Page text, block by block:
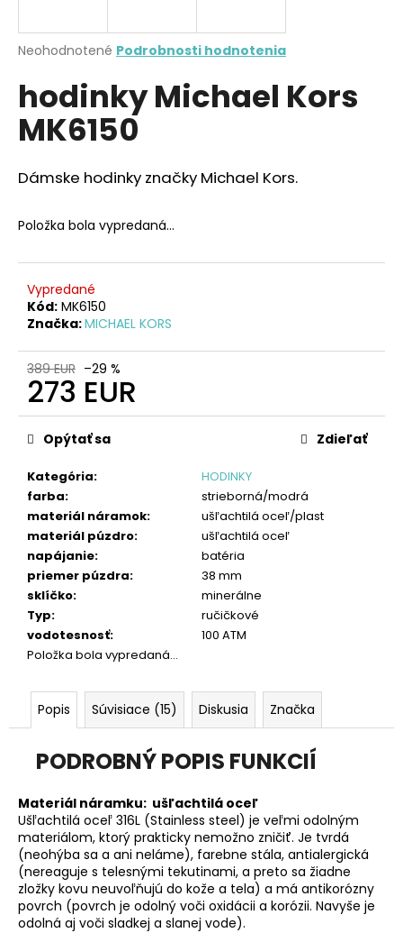
Priemerné
produktu
je
0,0
hviezdičiek.
Neohodnotené Podrobnosti hodnotenia
hodinky Michael Kors
MK6150
Dámske hodinky značky Michael Kors.
Položka bola vypredaná…
Vypredané
Kód: MK6150
Značka:MICHAEL KORS
389 EUR –29 %
273 EUR
Jednotková
cena:
Kategória:
HODINKY
farba:
strieborná/modrá
materiál náramok:
ušľachtilá oceľ/plast
materiál púzdro:
ušľachtilá oceľ
napájanie:
batéria
priemer púzdra:
38 mm
sklíčko:
minerálne
Typ:
ručičkové
vodotesnosť:
100 ATM
Položka bola vypredaná…
Opýtať sa Zdieľať
Popis Súvisiace (15) Diskusia Značka
PODROBNÝ POPIS FUNKCIÍ
Materiál náramku: ušľachtilá oceľ
Ušľachtilá oceľ 316L (Stainless steel) je veľmi odolným
materiálom, ktorý prakticky nemožno zničiť. Je tvrdá
(neohýba sa a ani neláme), farebne stála, antialergická
(nereaguje s telesnými tekutinami, a preto sa žiadne
zložky kovu neuvoľňujú do kože a tela) a má antikorózny
povrch (povrch je odolný voči oxidácii a korózii. Navyše je
odolná aj voči sladkej a slanej vode).
j
ť
?
O
d
p
o
ú
m
e